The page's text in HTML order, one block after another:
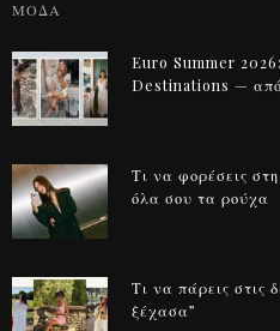
ΜΟΔΑ
Euro Summer
Destinations — από
Τι να φορέσεις
όλα σου τα ρούχα
Τι να πάρεις στις
ξέχασα”